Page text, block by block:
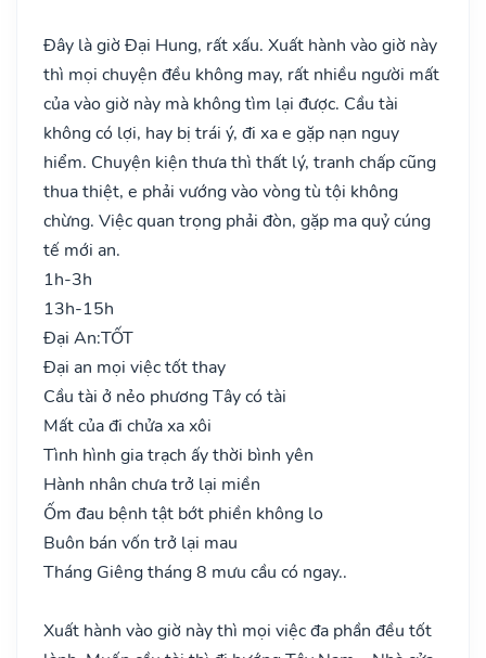
Đây là giờ Đại Hung, rất xấu. Xuất hành vào giờ này
thì mọi chuyện đều không may, rất nhiều người mất
của vào giờ này mà không tìm lại được. Cầu tài
không có lợi, hay bị trái ý, đi xa e gặp nạn nguy
hiểm. Chuyện kiện thưa thì thất lý, tranh chấp cũng
thua thiệt, e phải vướng vào vòng tù tội không
chừng. Việc quan trọng phải đòn, gặp ma quỷ cúng
tế mới an.
1h-3h
13h-15h
Đại An:TỐT
Đại an mọi việc tốt thay
Cầu tài ở nẻo phương Tây có tài
Mất của đi chửa xa xôi
Tình hình gia trạch ấy thời bình yên
Hành nhân chưa trở lại miền
Ốm đau bệnh tật bớt phiền không lo
Buôn bán vốn trở lại mau
Tháng Giêng tháng 8 mưu cầu có ngay..
Xuất hành vào giờ này thì mọi việc đa phần đều tốt